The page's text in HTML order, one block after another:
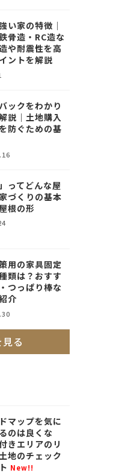
い家の特徴｜
骨造・RC造な
や耐震性を高
ントを解説
ックをわかり
説｜土地購入
防ぐための基
ってどんな屋
づくりの基本
根の形
用の家具固定
類は？おすす
つっぱり棒な
介
る
マップを気に
のは良くな
きエリアのリ
地のチェック
New!!